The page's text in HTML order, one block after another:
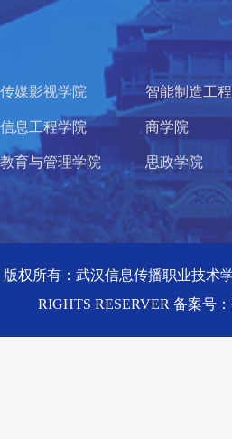
传媒影视学院 智能制造工
信息工程学院 商学院
教育与管理学院 思政学院
版权所有：武汉信息传播职业技术
RIGHTS RESERVER 备案号